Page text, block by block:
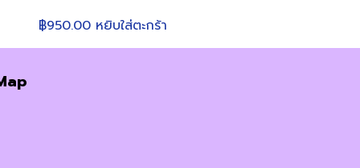
฿950.00 หยิบใส่ตะกร้า